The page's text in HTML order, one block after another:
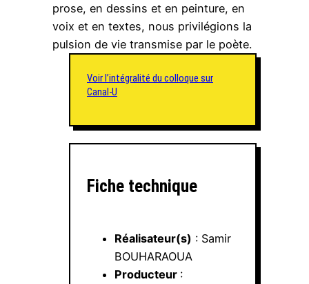
prose, en dessins et en peinture, en
voix et en textes, nous privilégions la
pulsion de vie transmise par le poète.
Voir l’intégralité du colloque sur
Canal-U
Fiche technique
Réalisateur(s) : Samir
BOUHARAOUA
Producteur :